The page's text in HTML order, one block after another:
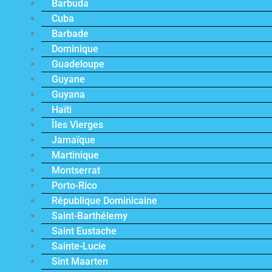
Barbuda
Cuba
Barbade
Dominique
Guadeloupe
Guyane
Guyana
Haïti
Îles Vierges
Jamaïque
Martinique
Montserrat
Porto-Rico
République Dominicaine
Saint-Barthélemy
Saint Eustache
Sainte-Lucie
Sint Maarten